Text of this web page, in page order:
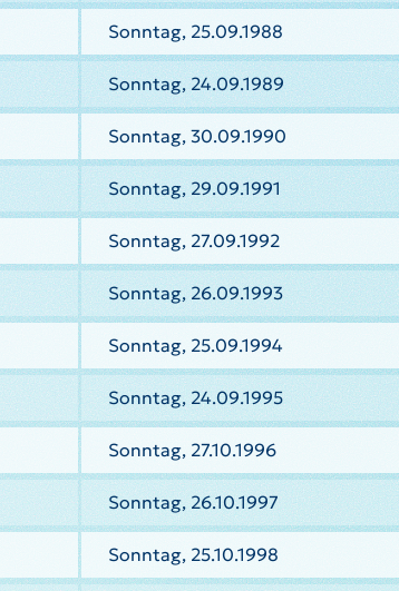
Sonntag, 25.09.1988
Sonntag, 24.09.1989
Sonntag, 30.09.1990
Sonntag, 29.09.1991
Sonntag, 27.09.1992
Sonntag, 26.09.1993
Sonntag, 25.09.1994
Sonntag, 24.09.1995
Sonntag, 27.10.1996
Sonntag, 26.10.1997
Sonntag, 25.10.1998